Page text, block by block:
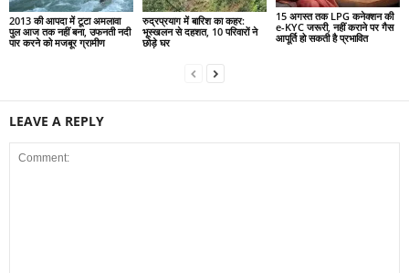
2013 की आपदा में टूटा अमलावा
पुल आज तक नहीं बना, उफनती नदी
पार करने को मजबूर ग्रामीण
रुद्रप्रयाग में बारिश का कहर:
भूस्खलन से दहशत, 10 परिवारों ने
छोड़े घर
15 अगस्त तक LPG कनेक्शन की
e-KYC जरूरी, नहीं कराने पर गैस
आपूर्ति हो सकती है प्रभावित
LEAVE A REPLY